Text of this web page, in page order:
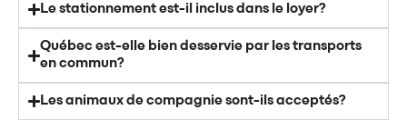
Le stationnement est-il inclus dans le loyer?
Québec est-elle bien desservie par les transports
en commun?
Les animaux de compagnie sont-ils acceptés?